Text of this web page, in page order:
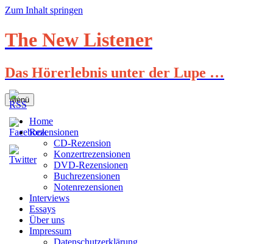
Zum Inhalt springen
The New Listener
Das Hörerlebnis unter der Lupe …
Menü
Home
Rezensionen
CD-Rezension
Konzertrezensionen
DVD-Rezensionen
Buchrezensionen
Notenrezensionen
Interviews
Essays
Über uns
Impressum
Datenschutzerklärung